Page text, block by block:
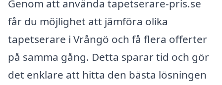
Genom att använda tapetserare-pris.se
får du möjlighet att jämföra olika
tapetserare i Vrångö och få flera offerter
på samma gång. Detta sparar tid och gör
det enklare att hitta den bästa lösningen